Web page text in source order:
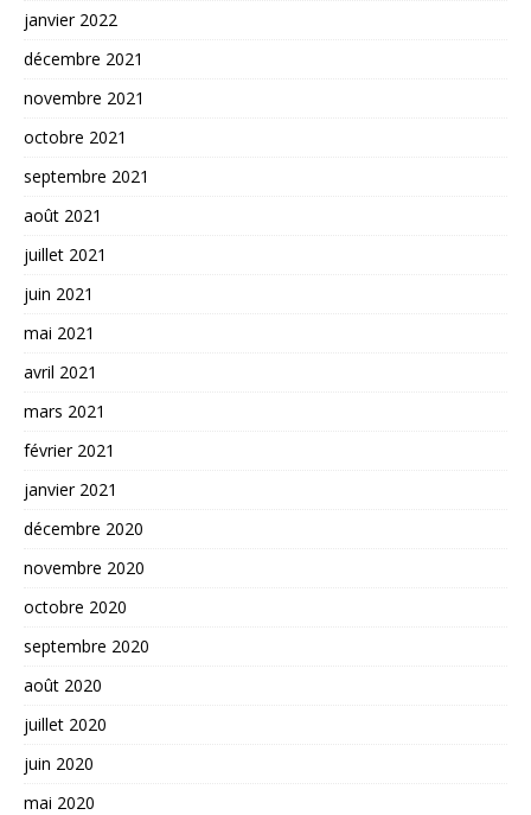
janvier 2022
décembre 2021
novembre 2021
octobre 2021
septembre 2021
août 2021
juillet 2021
juin 2021
mai 2021
avril 2021
mars 2021
février 2021
janvier 2021
décembre 2020
novembre 2020
octobre 2020
septembre 2020
août 2020
juillet 2020
juin 2020
mai 2020